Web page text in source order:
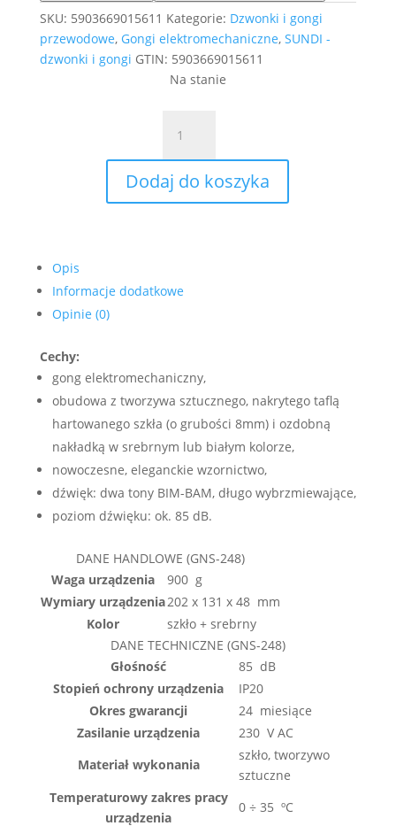
SKU: 5903669015611 Kategorie: Dzwonki i gongi
przewodowe, Gongi elektromechaniczne, SUNDI -
dzwonki i gongi GTIN: 5903669015611
Na stanie
Gong
dwutonowy
GLASSO
Srebrny
Dodaj do koszyka
Opis
Informacje dodatkowe
Opinie (0)
Cechy:
gong elektromechaniczny,
obudowa z tworzywa sztucznego, nakrytego taflą
hartowanego szkła (o grubości 8mm) i ozdobną
nakładką w srebrnym lub białym kolorze,
nowoczesne, eleganckie wzornictwo,
dźwięk: dwa tony BIM-BAM, długo wybrzmiewające,
poziom dźwięku: ok. 85 dB.
DANE HANDLOWE (GNS-248)
Waga urządzenia
900 g
Wymiary urządzenia202 x 131 x 48 mm
Kolor
szkło + srebrny
DANE TECHNICZNE (GNS-248)
Głośność
85 dB
Stopień ochrony urządzenia
IP20
Okres gwarancji
24 miesiące
Zasilanie urządzenia
230 V AC
Materiał wykonania
szkło, tworzywo
sztuczne
Temperaturowy zakres pracy
urządzenia
0 ÷ 35 ºC